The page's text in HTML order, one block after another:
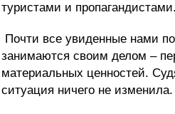
туристами и пропагандистами.
Почти все увиденные нами
занимаются своим делом –
материальных ценностей.
ситуация ничего не изменила.